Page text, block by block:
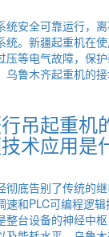
统安全可靠运行，
统。新疆起重机在
压等电气故障，保
乌鲁木齐起重机的
吊起重机
术应用是
彻底告别了传统的
速和PLC可编程逻
整台设备的神经中